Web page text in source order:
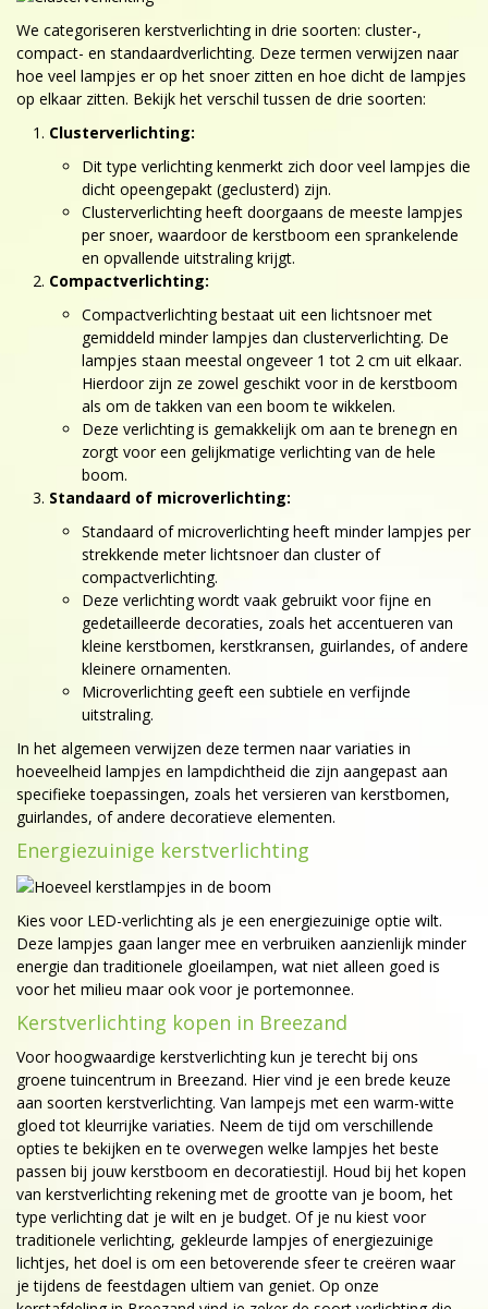
We categoriseren kerstverlichting in drie soorten: cluster-,
compact- en standaardverlichting. Deze termen verwijzen naar
hoe veel lampjes er op het snoer zitten en hoe dicht de lampjes
op elkaar zitten. Bekijk het verschil tussen de drie soorten:
Clusterverlichting:
Dit type verlichting kenmerkt zich door veel lampjes die
dicht opeengepakt (geclusterd) zijn.
Clusterverlichting heeft doorgaans de meeste lampjes
per snoer, waardoor de kerstboom een sprankelende
en opvallende uitstraling krijgt.
Compactverlichting:
Compactverlichting bestaat uit een lichtsnoer met
gemiddeld minder lampjes dan clusterverlichting. De
lampjes staan meestal ongeveer 1 tot 2 cm uit elkaar.
Hierdoor zijn ze zowel geschikt voor in de kerstboom
als om de takken van een boom te wikkelen.
Deze verlichting is gemakkelijk om aan te brenegn en
zorgt voor een gelijkmatige verlichting van de hele
boom.
Standaard of microverlichting:
Standaard of microverlichting heeft minder lampjes per
strekkende meter lichtsnoer dan cluster of
compactverlichting.
Deze verlichting wordt vaak gebruikt voor fijne en
gedetailleerde decoraties, zoals het accentueren van
kleine kerstbomen, kerstkransen, guirlandes, of andere
kleinere ornamenten.
Microverlichting geeft een subtiele en verfijnde
uitstraling.
In het algemeen verwijzen deze termen naar variaties in
hoeveelheid lampjes en lampdichtheid die zijn aangepast aan
specifieke toepassingen, zoals het versieren van kerstbomen,
guirlandes, of andere decoratieve elementen.
Energiezuinige kerstverlichting
Kies voor LED-verlichting als je een energiezuinige optie wilt.
Deze lampjes gaan langer mee en verbruiken aanzienlijk minder
energie dan traditionele gloeilampen, wat niet alleen goed is
voor het milieu maar ook voor je portemonnee.
Kerstverlichting kopen in Breezand
Voor hoogwaardige kerstverlichting kun je terecht bij ons
groene tuincentrum in Breezand. Hier vind je een brede keuze
aan soorten kerstverlichting. Van lampejs met een warm-witte
gloed tot kleurrijke variaties. Neem de tijd om verschillende
opties te bekijken en te overwegen welke lampjes het beste
passen bij jouw kerstboom en decoratiestijl. Houd bij het kopen
van kerstverlichting rekening met de grootte van je boom, het
type verlichting dat je wilt en je budget. Of je nu kiest voor
traditionele verlichting, gekleurde lampjes of energiezuinige
lichtjes, het doel is om een betoverende sfeer te creëren waar
je tijdens de feestdagen ultiem van geniet. Op onze